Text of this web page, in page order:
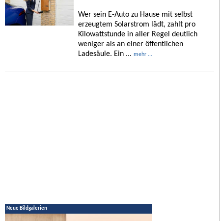
Wer sein E-Auto zu Hause mit selbst
erzeugtem Solarstrom lädt, zahlt pro
Kilowattstunde in aller Regel deutlich
weniger als an einer öffentlichen
Ladesäule. Ein ... mehr ...
Neue Bildgalerien